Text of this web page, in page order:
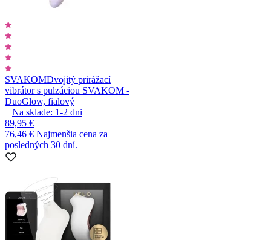
SVAKOMDvojitý prirážací
vibrátor s pulzáciou SVAKOM -
DuoGlow, fialový
Na sklade: 1-2 dni
89,95 €
76,46 € Najmenšia cena za
posledných 30 dní.